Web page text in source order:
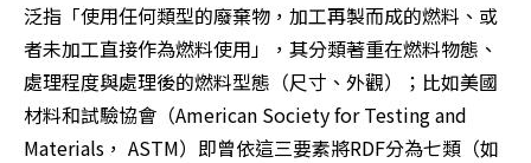
泛指「使用任何類型的廢棄物，加工再製而成的燃料、或
者未加工直接作為燃料使用」，其分類著重在燃料物態、
處理程度與處理後的燃料型態（尺寸、外觀）；比如美國
材料和試驗協會（American Society for Testing and
Materials， ASTM）即曾依這三要素將RDF分為七類（如